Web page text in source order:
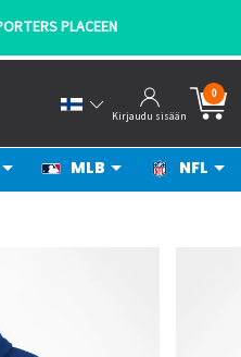
PLACEEN
Kirjaudu sisään
0
MLB NFL